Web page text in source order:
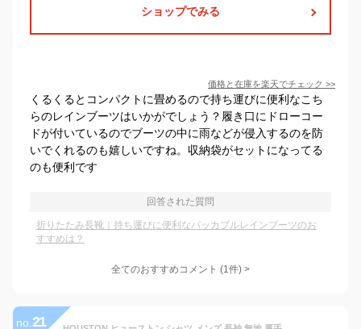
ショップでみる
価格と在庫を楽天でチェック >>
くるくるとコンパクトに畳めるので持ち運びに便利なこち
らのレインブーツはいかがでしょう？履き口にドローコー
ドが付いているのでブーツの中に雨などが侵入するのを防
いでくれるのも嬉しいですね。収納袋がセットになってる
のも便利です
回答された質問
折りたたみ長靴｜持ち運びに便利なパッカブルレインブーツのお
すすめは？
全てのおすすめコメント (1件) >
no. 21